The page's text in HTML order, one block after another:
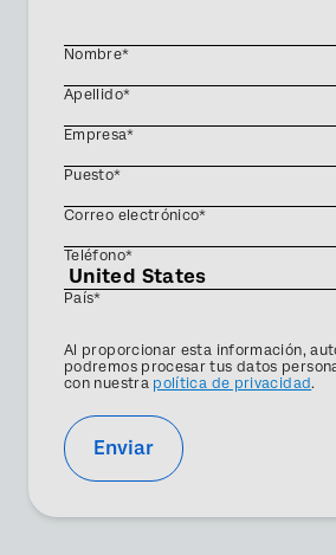
Nombre*
Apellido*
Empresa*
Puesto*
Correo electrónico*
Teléfono*
País*
Privacy
Optin
Al proporcionar esta información,
podremos procesar tus datos
con nuestra política de privacidad.
Enviar